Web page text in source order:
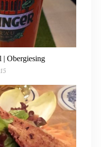
| Obergiesing